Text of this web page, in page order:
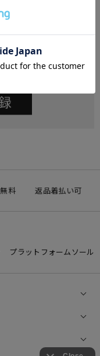
料 返品着払い可
プラットフォームソール